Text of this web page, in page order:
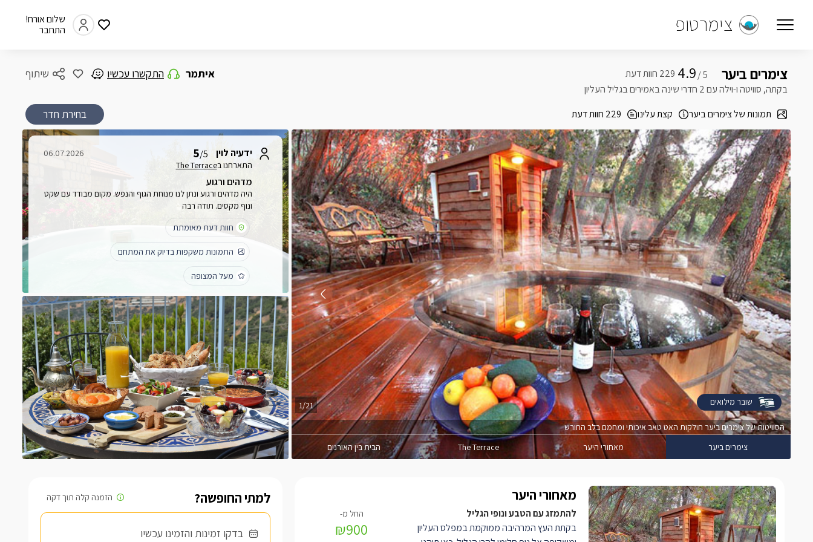
צימרטופ
שלום אורח!
התחבר
צימרים ביער 5 /
4.9
בקתה, סוויטה ו-וילה עם 2 חדרי שינה באמירים בגליל העליון
תמונות של צימרים ביער
קצת עלינו 229 חוות דעת
שיתוף איתמר התקשרו עכשיו
בחירת חדר
הסוויטות של צימרים ביער חולקות האט טאב איכותי ומחמם בלב החורש
1/21
צימרים ביער מאחורי היער The Terrace הבית בין האורנים
ידעיה לוין 5/5
התארחנו בThe Terrace
06.07.2026
מדהים ורגוע
היה מדהים ורגוע ונתן לנו מנוחת הגוף והנפש. מקום מבודד עם שקט
ונוף מקסים. תודה רבה
חוות דעת מאומתת
התמונות משקפות בדיוק את המתחם
מעל המצופה
לכל החוות דעת
שובר מילואים
למתי החופשה?
בדקו זמינות והזמינו עכשיו
מאחורי היער
להתמזג עם הטבע ונופי הגליל
בקתת העץ המרהיבה ממוקמת במפלס העליון
₪900